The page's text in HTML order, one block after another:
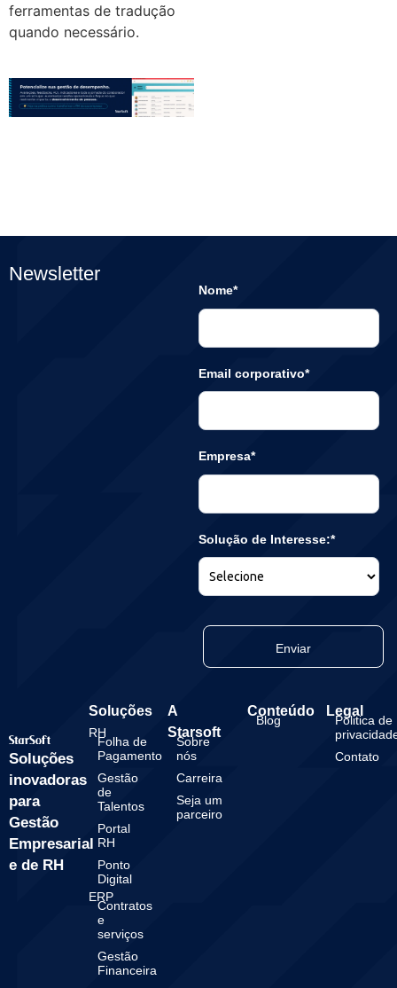
ferramentas de tradução
quando necessário.
Newsletter
Nome*
Email corporativo*
Empresa*
Solução de Interesse:*
Enviar
Soluções
inovadoras
para
Gestão
Empresarial
e de RH
Soluções
RH
Folha de
Pagamento
Gestão
de
Talentos
Portal
RH
Ponto
Digital
ERP
Contratos
e
serviços
Gestão
Financeira
A
Starsoft
Sobre
nós
Carreira
Seja um
parceiro
Conteúdo
Blog
Legal
Politica de
Contato